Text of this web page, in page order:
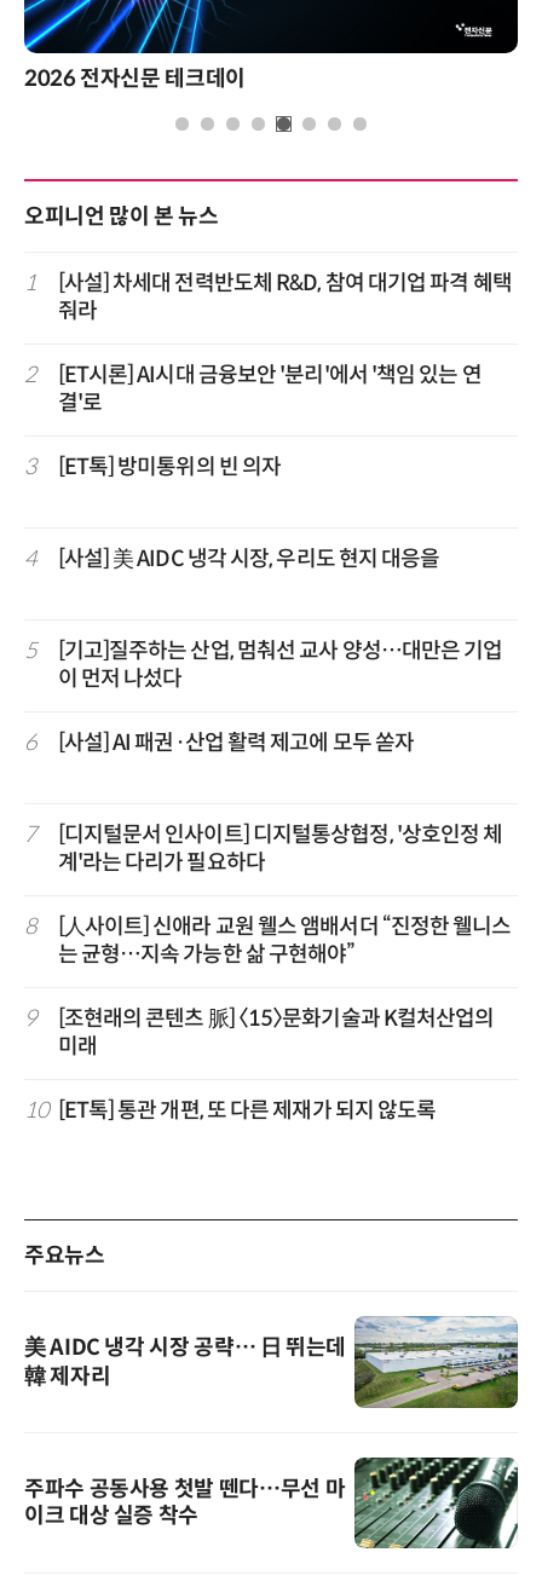
2026 전자신문 테크데이
오피니언 많이 본 뉴스
1
[사설] 차세대 전력반도체 R&D, 참여 대기업 파격 혜택
줘라
2
[ET시론] AI시대 금융보안 '분리'에서 '책임 있는 연
결'로
3 [ET톡] 방미통위의 빈 의자
4 [사설] 美 AIDC 냉각 시장, 우리도 현지 대응을
5
[기고]질주하는 산업, 멈춰선 교사 양성…대만은 기업
이 먼저 나섰다
6 [사설] AI 패권·산업 활력 제고에 모두 쏟자
7
[디지털문서 인사이트] 디지털통상협정, '상호인정 체
계'라는 다리가 필요하다
8
[人사이트] 신애라 교원 웰스 앰배서더 “진정한 웰니스
는 균형…지속 가능한 삶 구현해야”
9
[조현래의 콘텐츠 脈] 〈15〉문화기술과 K컬처산업의
미래
10 [ET톡] 통관 개편, 또 다른 제재가 되지 않도록
주요뉴스
美 AIDC 냉각 시장 공략… 日 뛰는데
韓 제자리
주파수 공동사용 첫발 뗀다…무선 마
이크 대상 실증 착수